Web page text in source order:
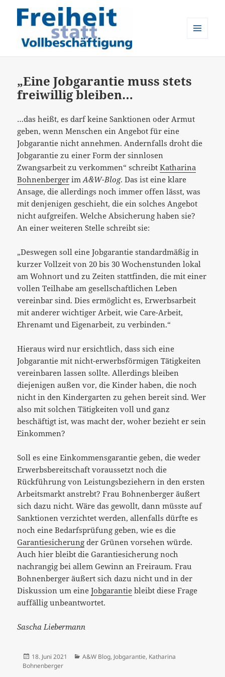
„Eine Jobgarantie muss stets
freiwillig bleiben…
…das heißt, es darf keine Sanktionen oder Armut
geben, wenn Menschen ein Angebot für eine
Jobgarantie nicht annehmen. Andernfalls droht die
Jobgarantie zu einer Form der sinnlosen
Zwangsarbeit zu verkommen“ schreibtKatharina
Bohnenberger imA&W-Blog. Das ist eine klare
Ansage, die allerdings noch immer offen lässt, was
mit denjenigen geschieht, die ein solches Angebot
nicht aufgreifen. Welche Absicherung haben sie?
An einer weiteren Stelle schreibt sie:
„Deswegen soll eine Jobgarantie standardmäßig in
kurzer Vollzeit von 20 bis 30 Wochenstunden lokal
am Wohnort und zu Zeiten stattfinden, die mit einer
vollen Teilhabe am gesellschaftlichen Leben
vereinbar sind. Dies ermöglicht es, Erwerbsarbeit
mit anderer wichtiger Arbeit, wie Care-Arbeit,
Ehrenamt und Eigenarbeit, zu verbinden.“
Hieraus wird nur ersichtlich, dass sich eine
Jobgarantie mit nicht-erwerbsförmigen Tätigkeiten
vereinbaren lassen sollte. Allerdings bleiben
diejenigen außen vor, die Kinder haben, die noch
nicht in den Kindergarten zu gehen bereit sind. Wer
also mit solchen Tätigkeiten voll und ganz
beschäftigt ist, was macht der, woher bezieht er sein
Einkommen?
Soll es eine Einkommensgarantie geben, die weder
Erwerbsbereitschaft voraussetzt noch die
Rückführung von Leistungsbeziehern in den ersten
Arbeitsmarkt anstrebt? Frau Bohnenberger äußert
sich dazu nicht. Wäre das gewollt, dann müsste auf
Sanktionen verzichtet werden, allenfalls dürfte es
noch eine Bedarfsprüfung geben, wie es die
Garantiesicherung der Grünen vorsehen würde.
Auch hier bleibt die Garantiesicherung noch
nachrangig bei allem Gewinn an Freiraum. Frau
Bohnenberger äußert sich dazu nicht und in der
Diskussion um eineJobgarantie bleibt diese Frage
auffällig unbeantwortet.
Sascha Liebermann
Veröffentlicht
am
18. Juni 2021 Kategorien
A&W Blog, Jobgarantie, Katharina
Bohnenberger